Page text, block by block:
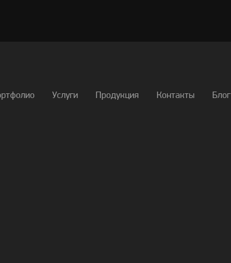
Услуги Продукция Контакты Блог